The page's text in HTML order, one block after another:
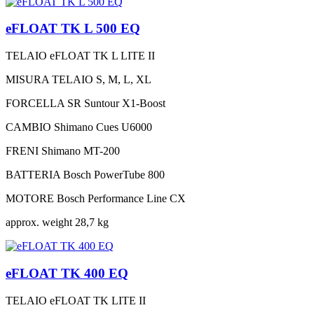
eFLOAT TK L 500 EQ
TELAIO eFLOAT TK L LITE II
MISURA TELAIO S, M, L, XL
FORCELLA SR Suntour X1-Boost
CAMBIO Shimano Cues U6000
FRENI Shimano MT-200
BATTERIA Bosch PowerTube 800
MOTORE Bosch Performance Line CX
approx. weight 28,7 kg
eFLOAT TK 400 EQ
TELAIO eFLOAT TK LITE II